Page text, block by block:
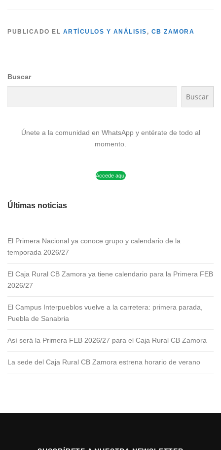
PUBLICADO EL ARTÍCULOS Y ANÁLISIS , CB ZAMORA
Buscar
Buscar
Únete a la comunidad en WhatsApp y entérate de todo al
momento.
Accede aquí
Últimas noticias
El Primera Nacional ya conoce grupo y calendario de la
temporada 2026/27
El Caja Rural CB Zamora ya tiene calendario para la Primera FEB
2026/27
El Campus Interpueblos vuelve a la carretera: primera parada,
Puebla de Sanabria
Así será la Primera FEB 2026/27 para el Caja Rural CB Zamora
La sede del Caja Rural CB Zamora estrena horario de verano